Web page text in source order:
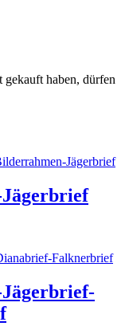
gekauft haben, dürfen